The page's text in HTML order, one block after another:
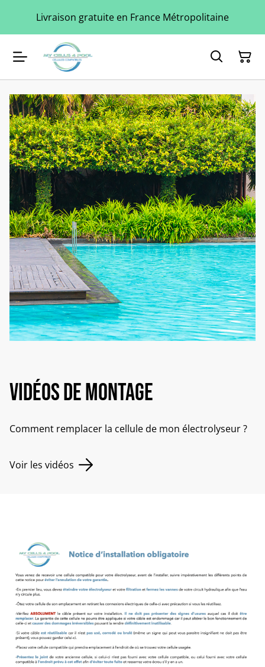
Livraison gratuite en France Métropolitaine
Vidéos de montage
Comment remplacer la cellule de mon électrolyseur ?
Voir les vidéos